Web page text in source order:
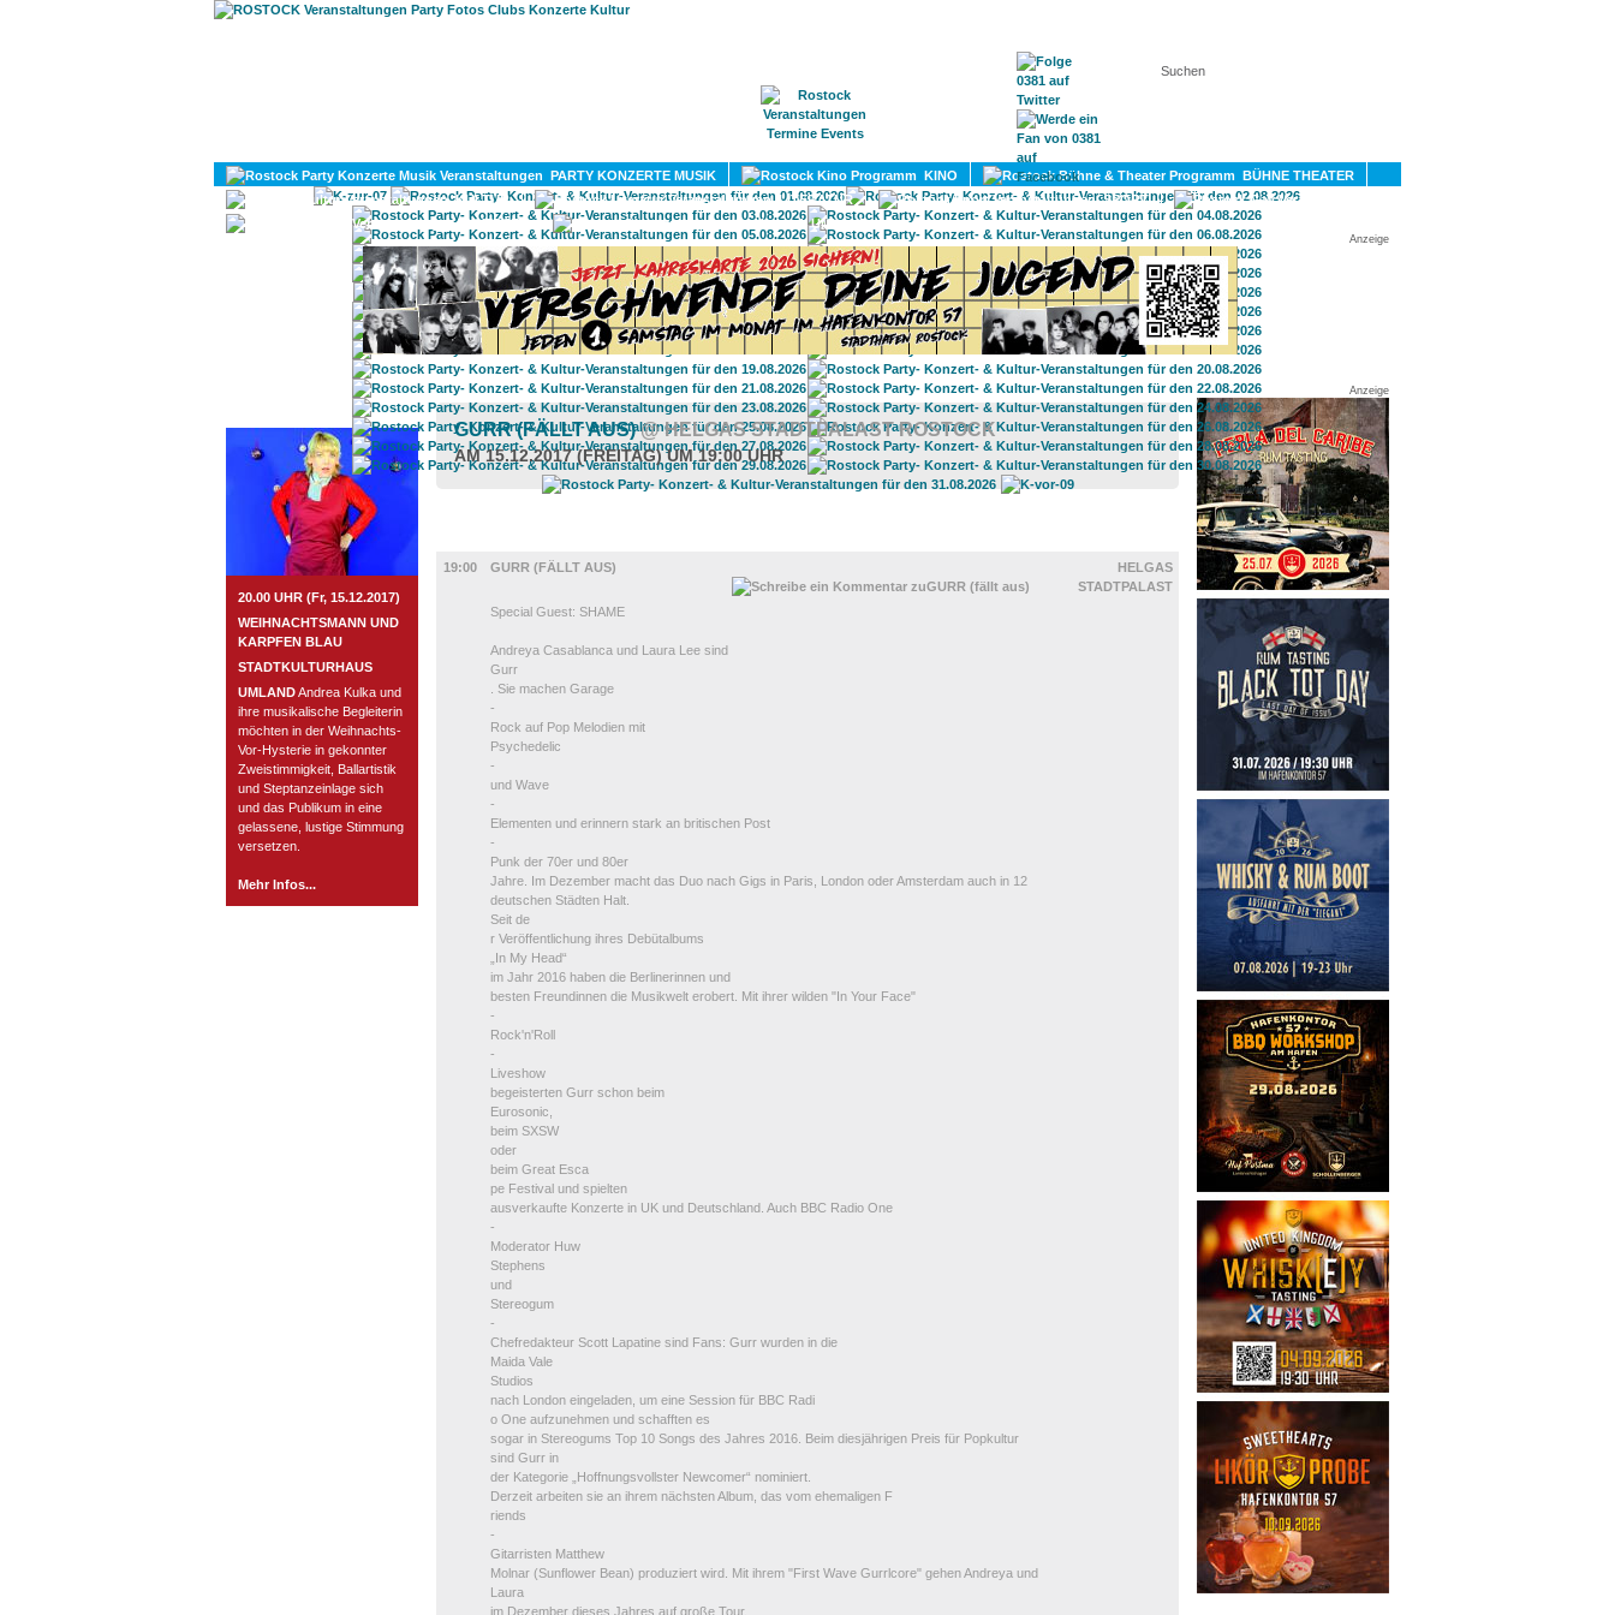
KONTAKT
PARTY KONZERTE MUSIK KINO
BÜHNE THEATER
KULTUR
LITERATUR SPORT
DIVERSES
UMLAND
Anzeige
ROSTOCK TAGESTIPP
20.00 UHR (Fr, 15.12.2017)
WEIHNACHTSMANN UND
KARPFEN BLAU
STADTKULTURHAUS
UMLANDAndrea Kulka und
ihre musikalische Begleiterin
möchten in der Weihnachts-
Vor-Hysterie in gekonnter
Zweistimmigkeit, Ballartistik
und Steptanzeinlage sich
und das Publikum in eine
gelassene, lustige Stimmung
versetzen.
Mehr Infos...
Anzeige
GURR (FÄLLT AUS)@ HELGAS STADTPALAST ROSTOCK
AM 15.12.2017 (FREITAG) UM 19:00 UHR
19:00
GURR (FÄLLT AUS)
HELGAS
STADTPALAST
Special Guest: SHAME
Andreya Casablanca und Laura Lee sind
Gurr
. Sie machen Garage
-
Rock auf Pop Melodien mit
Psychedelic
-
und Wave
-
Elementen und erinnern stark an britischen Post
-
Punk der 70er und 80er
Jahre. Im Dezember macht das Duo nach Gigs in Paris, London oder Amsterdam auch in 12
deutschen Städten Halt.
Seit de
r Veröffentlichung ihres Debütalbums
„In My Head“
im Jahr 2016 haben die Berlinerinnen und
besten Freundinnen die Musikwelt erobert. Mit ihrer wilden "In Your Face"
-
Rock'n'Roll
-
Liveshow
begeisterten Gurr schon beim
Eurosonic,
beim SXSW
oder
beim Great Esca
pe Festival und spielten
ausverkaufte Konzerte in UK und Deutschland. Auch BBC Radio One
-
Moderator Huw
Stephens
und
Stereogum
-
Chefredakteur Scott Lapatine sind Fans: Gurr wurden in die
Maida Vale
Studios
nach London eingeladen, um eine Session für BBC Radi
o One aufzunehmen und schafften es
sogar in Stereogums Top 10 Songs des Jahres 2016. Beim diesjährigen Preis für Popkultur
sind Gurr in
der Kategorie „Hoffnungsvollster Newcomer“ nominiert.
Derzeit arbeiten sie an ihrem nächsten Album, das vom ehemaligen F
riends
-
Gitarristen Matthew
Molnar (Sunflower Bean) produziert wird. Mit ihrem "First Wave Gurrlcore" gehen Andreya und
Laura
im Dezember dieses Jahres auf große Tour.